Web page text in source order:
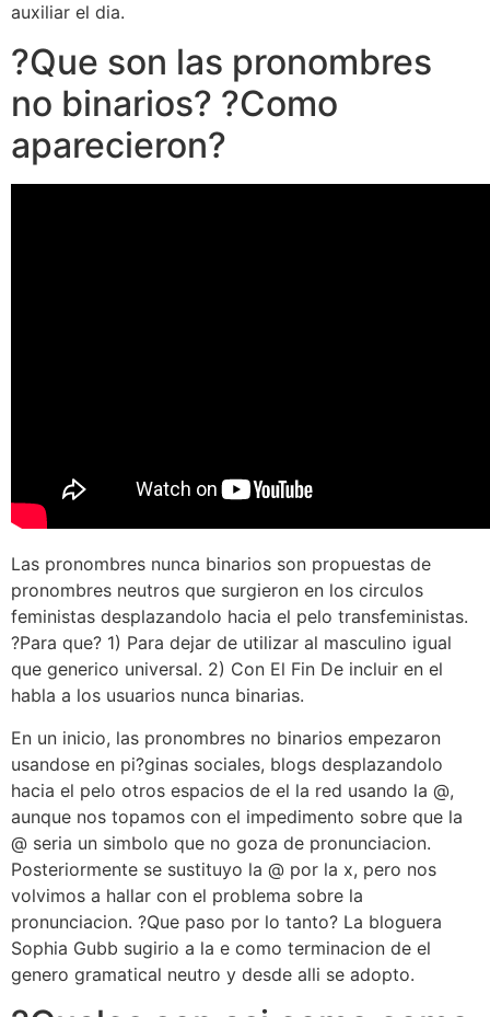
auxiliar el dia.
?Que son las pronombres
no binarios? ?Como
aparecieron?
Las pronombres nunca binarios son propuestas de
pronombres neutros que surgieron en los circulos
feministas desplazandolo hacia el pelo transfeministas.
?Para que? 1) Para dejar de utilizar al masculino igual
que generico universal. 2) Con El Fin De incluir en el
habla a los usuarios nunca binarias.
En un inicio, las pronombres no binarios empezaron
usandose en pi?ginas sociales, blogs desplazandolo
hacia el pelo otros espacios de el la red usando la @,
aunque nos topamos con el impedimento sobre que la
@ seria un simbolo que no goza de pronunciacion.
Posteriormente se sustituyo la @ por la x, pero nos
volvimos a hallar con el problema sobre la
pronunciacion. ?Que paso por lo tanto? La bloguera
Sophia Gubb sugirio a la e como terminacion de el
genero gramatical neutro y desde alli se adopto.